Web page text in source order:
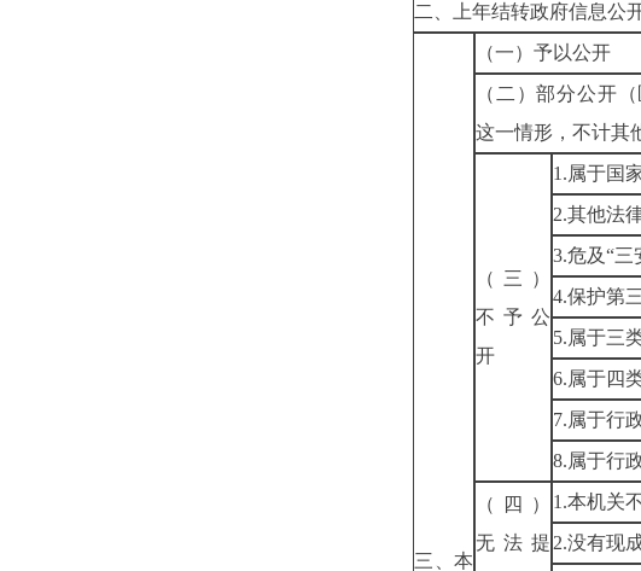
二、上年结转政府信息公
三、本
（一）予以公开
（二）部分公开
这一情形，不计其
（三）
不予公
开
1.属于国
2.其他法
3.危及“三
4.保护第
5.属于三
6.属于四
7.属于行
8.属于行
（四）
无法提
1.本机关
2.没有现